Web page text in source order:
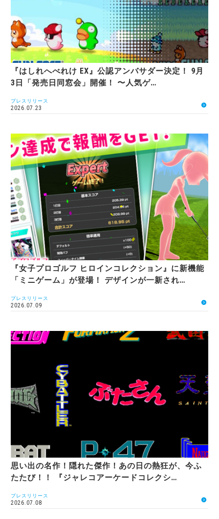
『はしれへべれけ EX』公認アンバサダー決定！ 9月
3日「発売日同窓会」開催！ 〜人気ゲ…
プレスリリース
2026.07.23
『女子プロゴルフ ヒロインコレクション』に新機能
「ミニゲーム」が登場！ デザインが一新され…
プレスリリース
2026.07.09
思い出の名作！隠れた傑作！あの日の熱狂が、今ふ
たたび！！ 『ジャレコアーケードコレクシ…
プレスリリース
2026.07.08